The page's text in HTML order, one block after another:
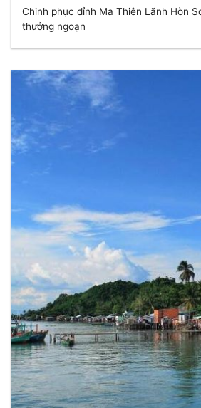
Chinh phục đỉnh Ma Thiên Lãnh Hòn
thưởng ngoạn